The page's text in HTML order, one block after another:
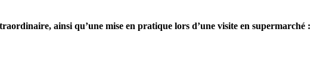
ainsi qu’une mise en pratique lors d’une visite en supermarché :